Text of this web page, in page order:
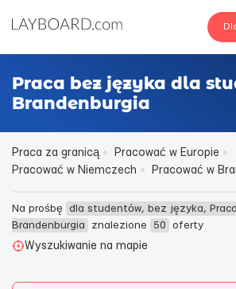
Praca bez języka dla
Brandenburgia
Praca za granicą
Pracować w Europie
Pracować w Niemczech
Pracować w
Na prośbę dla studentów, bez języka,
Brandenburgia
znalezione 50
oferty
Wyszukiwanie na mapie